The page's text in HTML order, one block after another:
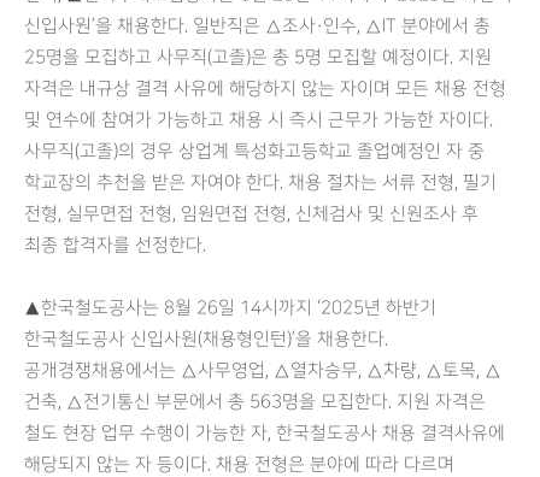
신입사원’을 채용한다. 일반직은 △조사·인수, △IT 분야에서 총
25명을 모집하고 사무직(고졸)은 총 5명 모집할 예정이다. 지원
자격은 내규상 결격 사유에 해당하지 않는 자이며 모든 채용 전형
및 연수에 참여가 가능하고 채용 시 즉시 근무가 가능한 자이다.
사무직(고졸)의 경우 상업계 특성화고등학교 졸업예정인 자 중
학교장의 추천을 받은 자여야 한다. 채용 절차는 서류 전형, 필기
전형, 실무면접 전형, 임원면접 전형, 신체검사 및 신원조사 후
최종 합격자를 선정한다.
▲한국철도공사는 8월 26일 14시까지 ‘2025년 하반기
한국철도공사 신입사원(채용형인턴)’을 채용한다.
공개경쟁채용에서는 △사무영업, △열차승무, △차량, △토목, △
건축, △전기통신 부문에서 총 563명을 모집한다. 지원 자격은
철도 현장 업무 수행이 가능한 자, 한국철도공사 채용 결격사유에
해당되지 않는 자 등이다. 채용 전형은 분야에 따라 다르며